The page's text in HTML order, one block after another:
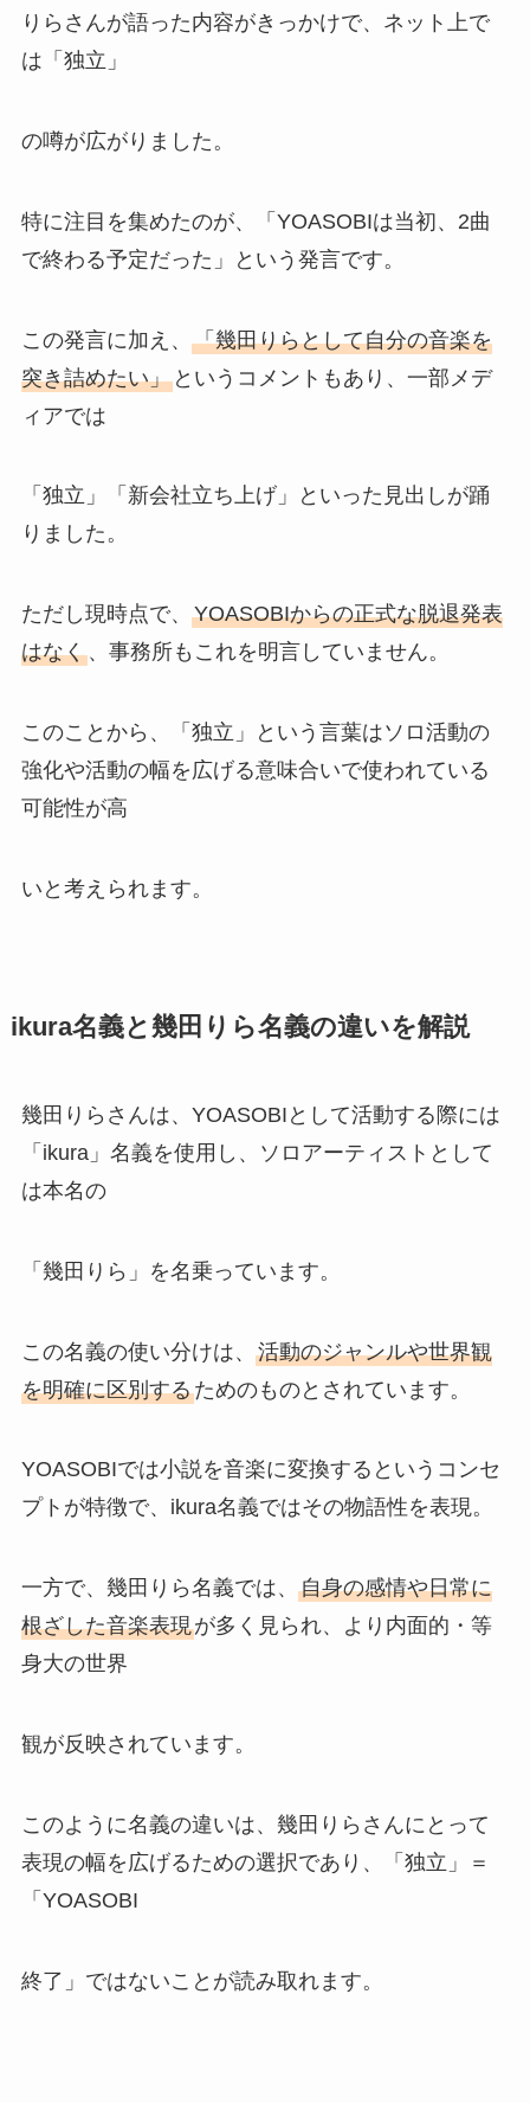
りらさんが語った内容がきっかけで、ネット上で
は「独立」
の噂が広がりました。
特に注目を集めたのが、「YOASOBIは当初、2曲
で終わる予定だった」という発言です。
この発言に加え、 「幾田りらとして自分の音楽を
突き詰めたい」というコメントもあり、一部メデ
ィアでは
「独立」「新会社立ち上げ」といった見出しが踊
りました。
ただし現時点で、 YOASOBIからの正式な脱退発表
はなく、事務所もこれを明言していません。
このことから、「独立」という言葉はソロ活動の
強化や活動の幅を広げる意味合いで使われている
可能性が高
いと考えられます。
ikura名義と幾田りら名義の違いを解説
幾田りらさんは、YOASOBIとして活動する際には
「ikura」名義を使用し、ソロアーティストとして
は本名の
「幾田りら」を名乗っています。
この名義の使い分けは、 活動のジャンルや世界観
を明確に区別するためのものとされています。
YOASOBIでは小説を音楽に変換するというコンセ
プトが特徴で、ikura名義ではその物語性を表現。
一方で、幾田りら名義では、 自身の感情や日常に
根ざした音楽表現が多く見られ、より内面的・等
身大の世界
観が反映されています。
このように名義の違いは、幾田りらさんにとって
表現の幅を広げるための選択であり、「独立」＝
「YOASOBI
終了」ではないことが読み取れます。